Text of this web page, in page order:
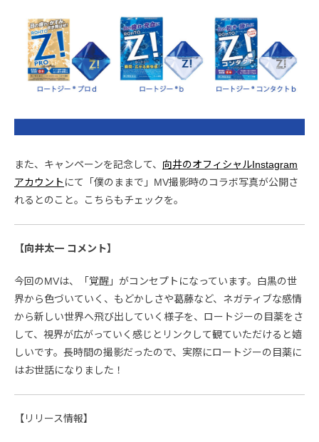
また、キャンペーンを記念して、 向井のオフィシャルInstagram
アカウント にて「僕のままで」MV撮影時のコラボ写真が公開さ
れるとのこと。こちらもチェックを。
【向井太一 コメント】
今回のMVは、「覚醒」がコンセプトになっています。白黒の世
界から色づいていく、もどかしさや葛藤など、ネガティブな感情
から新しい世界へ飛び出していく様子を、ロートジーの目薬をさ
して、視界が広がっていく感じとリンクして観ていただけると嬉
しいです。長時間の撮影だったので、実際にロートジーの目薬に
はお世話になりました！
【リリース情報】